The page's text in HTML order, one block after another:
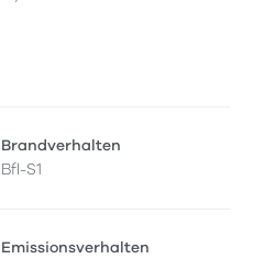
Brandverhalten
Bfl-S1
Emissionsverhalten